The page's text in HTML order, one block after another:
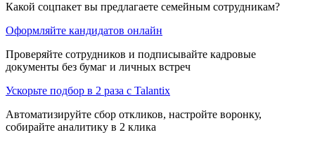
Какой соцпакет вы предлагаете семейным сотрудникам?
Оформляйте кандидатов онлайн
Проверяйте сотрудников и подписывайте кадровые
документы без бумаг и личных встреч
Ускорьте подбор в 2 раза с Talantix
Автоматизируйте сбор откликов, настройте воронку,
собирайте аналитику в 2 клика